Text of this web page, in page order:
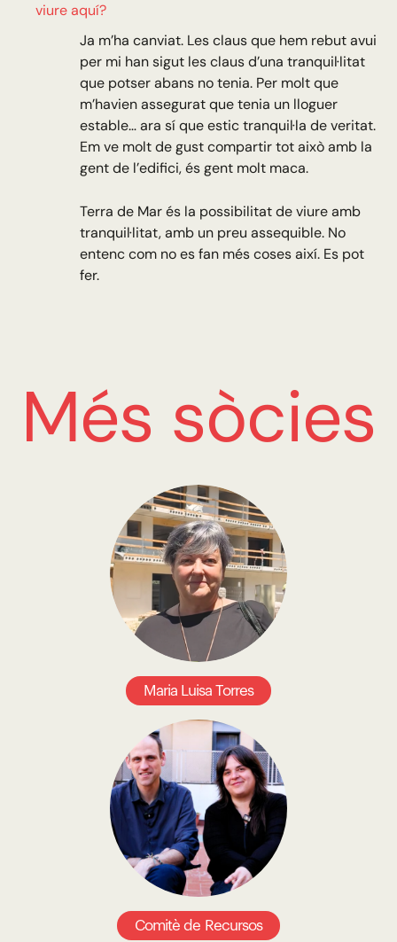
viure aquí?
Ja m’ha canviat. Les claus que hem rebut avui
per mi han sigut les claus d’una tranquil·litat
que potser abans no tenia. Per molt que
m’havien assegurat que tenia un lloguer
estable… ara sí que estic tranquil·la de veritat.
Em ve molt de gust compartir tot això amb la
gent de l’edifici, és gent molt maca.
Terra de Mar és la possibilitat de viure amb
tranquil·litat, amb un preu assequible. No
entenc com no es fan més coses així. Es pot
fer.
Més sòcies
Maria Luisa Torres
Comitè de Recursos